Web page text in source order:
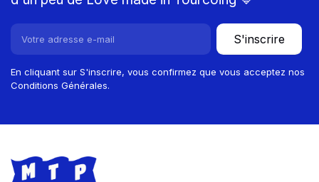
S'inscrire
En cliquant sur S'inscrire, vous confirmez que vous acceptez nos
Conditions Générales.
Footer
Store information